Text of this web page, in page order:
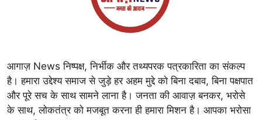
आगाज़ News निष्पक्ष, निर्भीक और तथ्यपरक पत्रकारिता का संकल्प
है। हमारा उद्देश्य समाज से जुड़े हर अहम मुद्दे को बिना दबाव, बिना पक्षपात
और पूरे सच के साथ सामने लाना है। जनता की आवाज़ बनकर, भरोसे
के साथ, लोकतंत्र को मजबूत करना ही हमारा मिशन है। आपका भरोसा